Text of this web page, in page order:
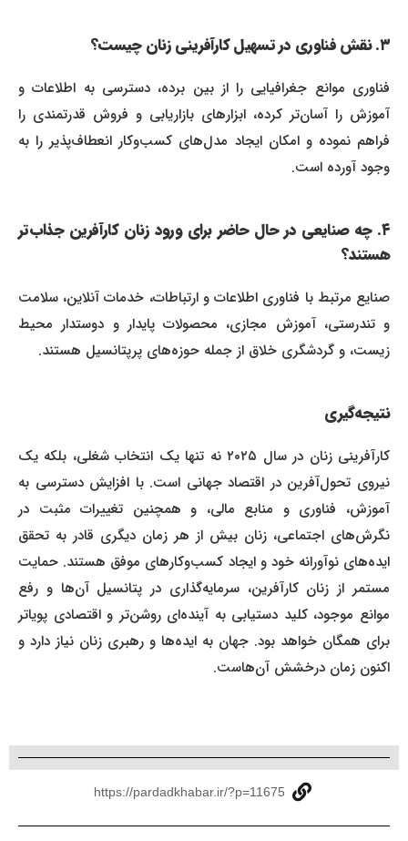
فناوری موانع جغرافیایی را از بین برده، دسترسی به اطلاعات و
آموزش را آسان‌تر کرده، ابزارهای بازاریابی و فروش قدرتمندی را
فراهم نموده و امکان ایجاد مدل‌های کسب‌وکار انعطاف‌پذیر را به
وجود آورده است.
۴. چه صنایعی در حال حاضر برای ورود زنان کارآفرین جذاب‌تر
هستند؟
صنایع مرتبط با فناوری اطلاعات و ارتباطات، خدمات آنلاین، سلامت
و تندرستی، آموزش مجازی، محصولات پایدار و دوستدار محیط
زیست، و گردشگری خلاق از جمله حوزه‌های پرپتانسیل هستند.
نتیجه‌گیری
کارآفرینی زنان در سال ۲۰۲۵ نه تنها یک انتخاب شغلی، بلکه یک
نیروی تحول‌آفرین در اقتصاد جهانی است. با افزایش دسترسی به
آموزش، فناوری و منابع مالی، و همچنین تغییرات مثبت در
نگرش‌های اجتماعی، زنان بیش از هر زمان دیگری قادر به تحقق
ایده‌های نوآورانه خود و ایجاد کسب‌وکارهای موفق هستند. حمایت
مستمر از زنان کارآفرین، سرمایه‌گذاری در پتانسیل آن‌ها و رفع
موانع موجود، کلید دستیابی به آینده‌ای روشن‌تر و اقتصادی پویاتر
برای همگان خواهد بود. جهان به ایده‌ها و رهبری زنان نیاز دارد و
اکنون زمان درخشش آن‌هاست.
https://pardadkhabar.ir/?p=11675